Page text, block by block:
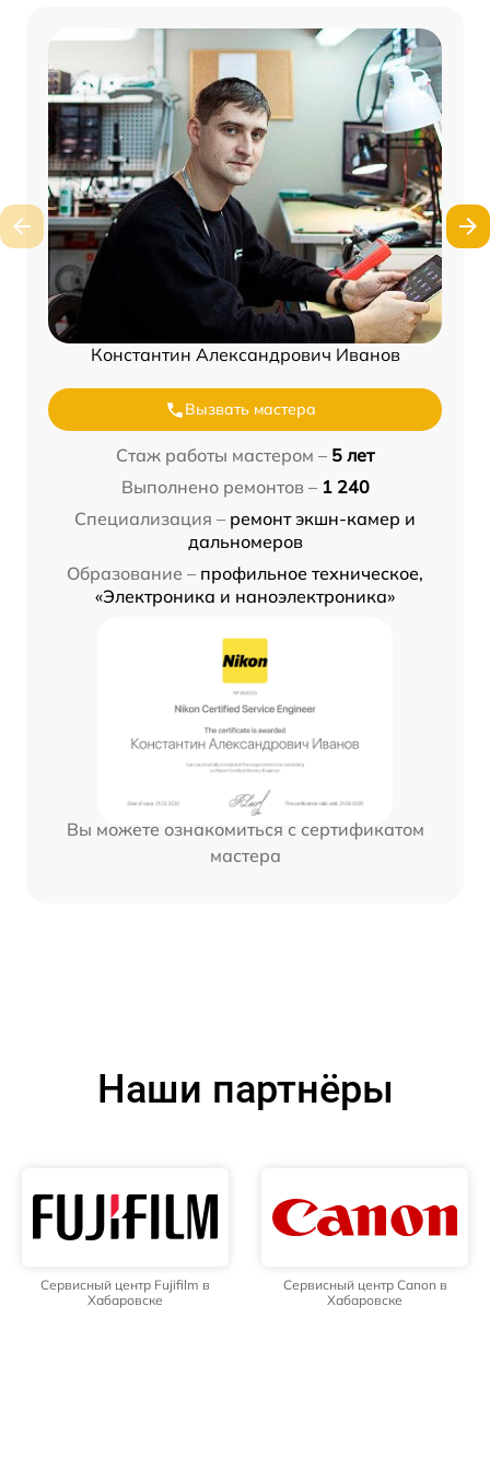
Константин Александрович Иванов
Вызвать мастера
Стаж работы мастером – 5 лет
Выполнено ремонтов – 1 240
Специализация – ремонт экшн-камер и
дальномеров
Образование – профильное техническое,
«Электроника и наноэлектроника»
Вы можете ознакомиться с сертификатом
мастера
Наши партнёры
Сервисный центр Fujifilm в
Хабаровске
Сервисный центр Canon в
Хабаровске